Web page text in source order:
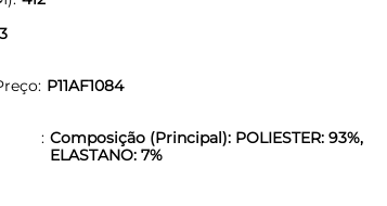
P11AF1084
Composição (Principal): POLIESTER: 93%,
ELASTANO: 7%